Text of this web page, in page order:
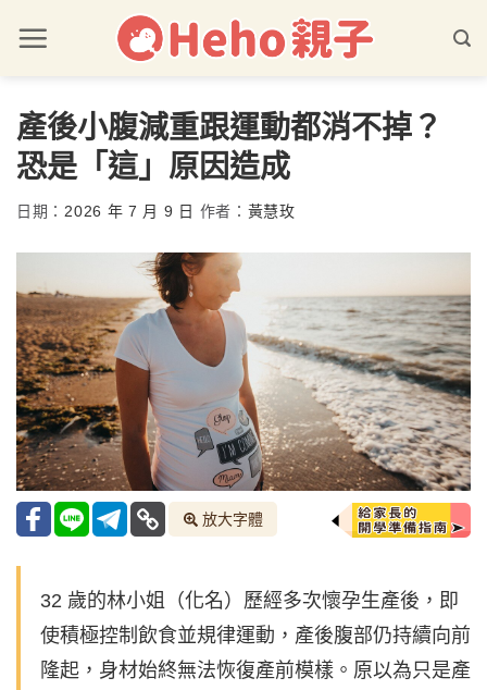
產後小腹減重跟運動都消不掉？
恐是「這」原因造成
日期： 2026 年 7 月 9 日 作者： 黃慧玫
放大字體
32 歲的林小姐（化名）歷經多次懷孕生產後，即
使積極控制飲食並規律運動，產後腹部仍持續向前
隆起，身材始終無法恢復產前模樣。原以為只是產